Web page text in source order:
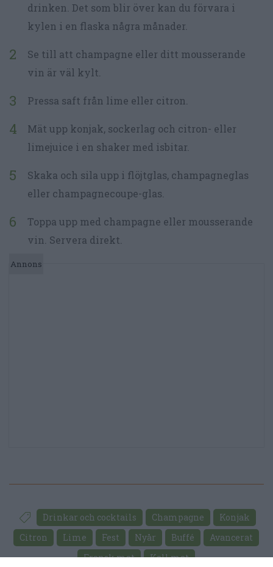
drinken. Det som blir över kan du förvara i
kylen i en flaska några månader.
Se till att champagne eller ditt mousserande
vin är väl kylt.
Pressa saft från lime eller citron.
Mät upp konjak, sockerlag och citron- eller
limejuice i en shaker med isbitar.
Skaka och sila upp i flöjtglas, champagneglas
eller champagnecoupe-glas.
Toppa upp med champagne eller mousserande
vin. Servera direkt.
Drinkar och cocktails Champagne
Konjak
Citron
Lime Fest Nyår Buffé
Avancerat
Fransk mat
Kall mat